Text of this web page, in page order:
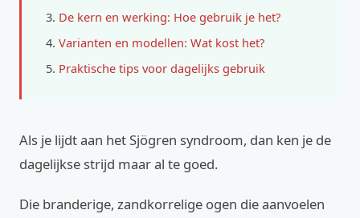
De kern en werking: Hoe gebruik je het?
Varianten en modellen: Wat kost het?
Praktische tips voor dagelijks gebruik
Als je lijdt aan het Sjögren syndroom, dan ken je de
dagelijkse strijd maar al te goed.
Die branderige, zandkorrelige ogen die aanvoelen